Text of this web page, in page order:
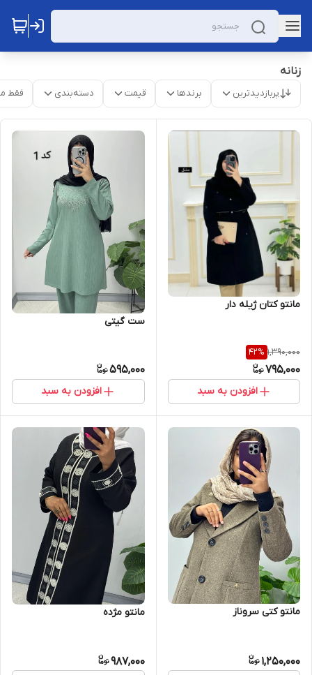
زنانه
پربازدیدترین برندها قیمت دسته‌بندی فقط
مانتو کتان ژیله دار
1,390,000
42%
795,000
افزودن به سبد
ست گیتی
595,000
افزودن به سبد
مانتو کتی سروناز
1,250,000
مانتو مژده
987,000